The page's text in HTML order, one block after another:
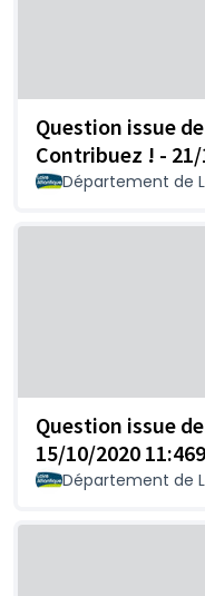
Question issue
Contribuez ! - 21/
Département de
Question issue
15/10/2020 11:469
Département de